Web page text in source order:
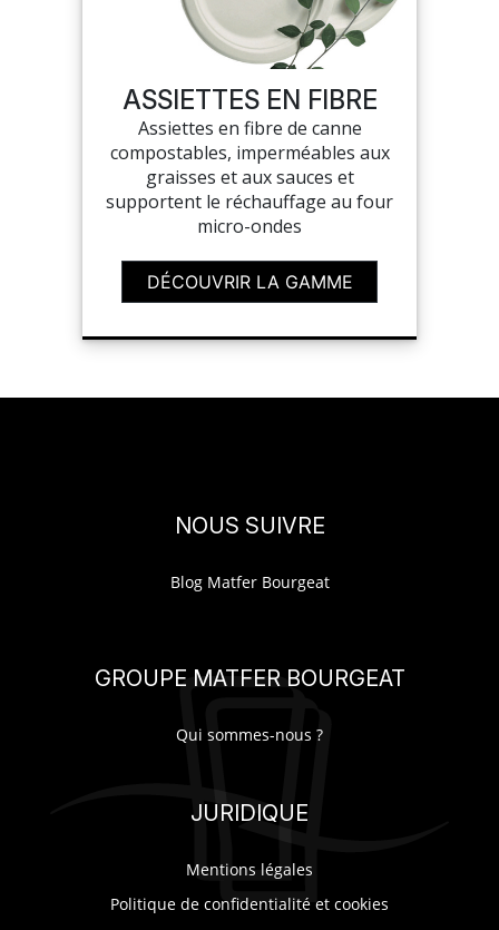
ASSIETTES EN FIBRE
Assiettes en fibre de canne
compostables, imperméables aux
graisses et aux sauces et
supportent le réchauffage au four
micro-ondes
DÉCOUVRIR LA GAMME
NOUS SUIVRE
Blog Matfer Bourgeat
GROUPE MATFER BOURGEAT
Qui sommes-nous ?
JURIDIQUE
Mentions légales
Politique de confidentialité et cookies